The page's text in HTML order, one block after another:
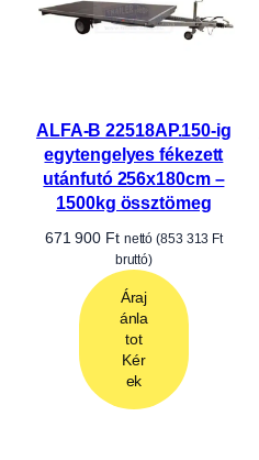
ALFA-B 22518AP.150-ig
egytengelyes fékezett
utánfutó 256x180cm –
1500kg össztömeg
671 900 Ft nettó (853 313 Ft
bruttó)
Áraj
ánla
tot
Kér
ek